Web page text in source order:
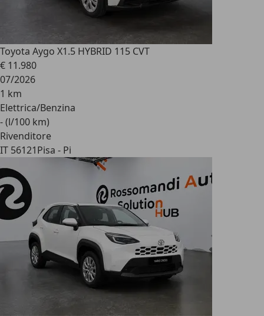
Toyota Aygo X1.5 HYBRID 115 CVT
€ 11.980
07/2026
1 km
Elettrica/Benzina
- (l/100 km)
Rivenditore
IT 56121Pisa - Pi